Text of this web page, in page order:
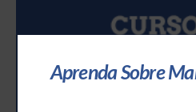
Aprenda Sobre